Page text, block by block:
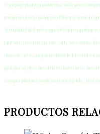
Comprar pintura moderna, arte para
comprar el arte moderno.Pintura actual
Actualidad del arte español
pintura, invertir en arte, arte inversión,
obras de arte, comprar obras de invertir
pintura al oleo, invertir en buen arte,
compra pintura moderna emergente,
PRODUCTOS